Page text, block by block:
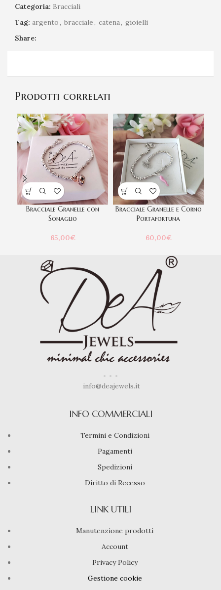
Categoria: Bracciali
Tag: argento, bracciale, catena, gioielli
Share:
Prodotti correlati
Bracciale Granelle con
Sonaglio
65,00€
Bracciale Granelle e Corno
Portafortuna
60,00€
info@deajewels.it
INFO COMMERCIALI
Termini e Condizioni
Pagamenti
Spedizioni
Diritto di Recesso
LINK UTILI
Manutenzione prodotti
Account
Privacy Policy
Gestione cookie